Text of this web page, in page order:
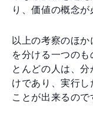
り、価値の概念が
以上の考察のほ
を分ける一つの
とんどの人は、
けであり、実行
ことが出来るので